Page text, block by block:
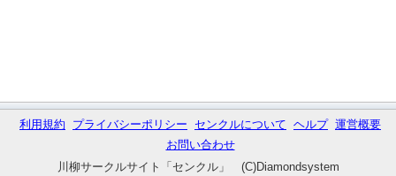
利用規約 プライバシーポリシー センクルについて ヘルプ 運営概要
お問い合わせ
川柳サークルサイト「センクル」 (C)Diamondsystem